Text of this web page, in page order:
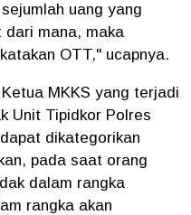
uang yang
dari mana, maka
OTT," ucapnya.
MKKS yang terjadi
Unit Tipidkor Polres
dikategorikan
pada saat orang
dalam rangka
rangka akan